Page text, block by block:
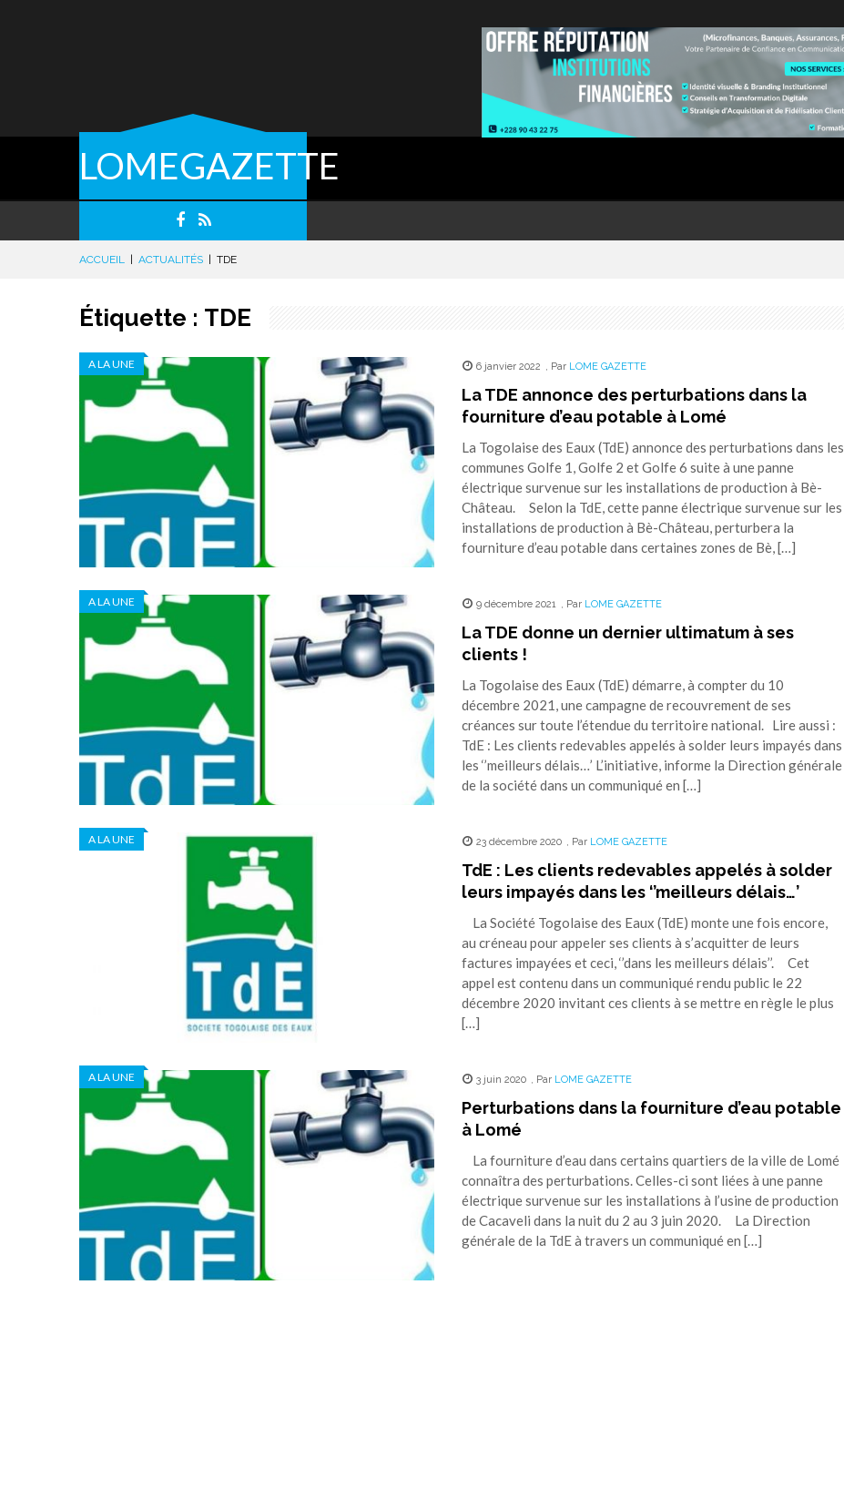
LOMEGAZETTE
ACCUEIL ACTUALITÉS TDE
Étiquette : TDE
A LA UNE 6 janvier 2022 , Par LOME GAZETTE
La TDE annonce des perturbations dans la
fourniture d’eau potable à Lomé
La Togolaise des Eaux (TdE) annonce des perturbations dans les
communes Golfe 1, Golfe 2 et Golfe 6 suite à une panne
électrique survenue sur les installations de production à Bè-
Château. Selon la TdE, cette panne électrique survenue sur les
installations de production à Bè-Château, perturbera la
fourniture d’eau potable dans certaines zones de Bè, […]
A LA UNE 9 décembre 2021 , Par LOME GAZETTE
La TDE donne un dernier ultimatum à ses
clients !
La Togolaise des Eaux (TdE) démarre, à compter du 10
décembre 2021, une campagne de recouvrement de ses
créances sur toute l’étendue du territoire national. Lire aussi :
TdE : Les clients redevables appelés à solder leurs impayés dans
les ‘’meilleurs délais…’ L’initiative, informe la Direction générale
de la société dans un communiqué en […]
A LA UNE 23 décembre 2020 , Par LOME GAZETTE
TdE : Les clients redevables appelés à solder
leurs impayés dans les ‘’meilleurs délais…’
La Société Togolaise des Eaux (TdE) monte une fois encore,
au créneau pour appeler ses clients à s’acquitter de leurs
factures impayées et ceci, ‘’dans les meilleurs délais’’. Cet
appel est contenu dans un communiqué rendu public le 22
décembre 2020 invitant ces clients à se mettre en règle le plus
[…]
A LA UNE 3 juin 2020 , Par LOME GAZETTE
Perturbations dans la fourniture d’eau potable
à Lomé
La fourniture d’eau dans certains quartiers de la ville de Lomé
connaîtra des perturbations. Celles-ci sont liées à une panne
électrique survenue sur les installations à l’usine de production
de Cacaveli dans la nuit du 2 au 3 juin 2020. La Direction
générale de la TdE à travers un communiqué en […]